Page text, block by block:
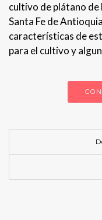
cultivo de plátano de
Santa Fe de
características de
para el cultivo y